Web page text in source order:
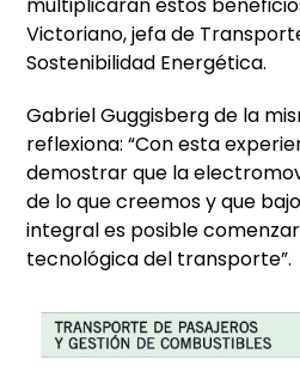
multiplicarán estos
Victoriano, jefa de
Sostenibilidad Energética.
Gabriel Guggisberg de la
reflexiona: “Con esta
demostrar que la
de lo que creemos y que
integral es posible
tecnológica del transporte”.